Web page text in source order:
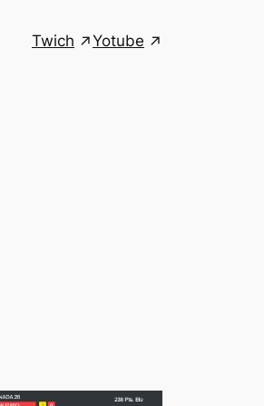
Twich Yotube